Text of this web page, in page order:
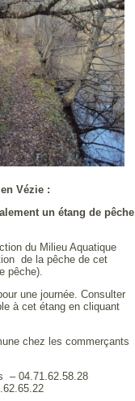
Vézie :
un étang de pêche
du Milieu Aquatique
de la pêche de cet
pêche).
une journée. Consulter
à cet étang en cliquant
chez les commerçants
– 04.71.62.58.28